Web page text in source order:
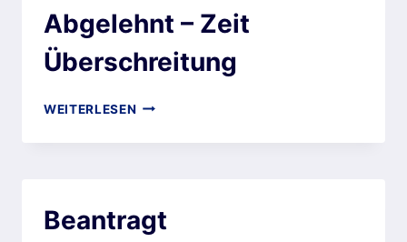
Abgelehnt – Zeit
Überschreitung
WEITERLESEN
Beantragt